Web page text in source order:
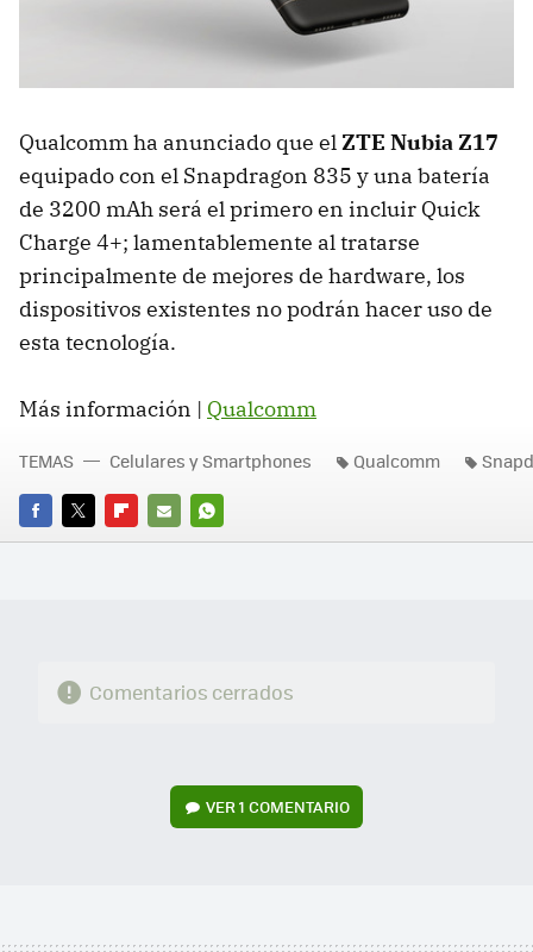
Qualcomm ha anunciado que elZTE Nubia Z17
equipado con el Snapdragon 835 y una batería
de 3200 mAh será el primero en incluir Quick
Charge 4+; lamentablemente al tratarse
principalmente de mejores de hardware, los
dispositivos existentes no podrán hacer uso de
esta tecnología.
Más información | Qualcomm
FACEBOOK
TWITTERFLIPBOARD
E-
WHATSAPP
TEMAS Celulares y Smartphones Qualcomm
Comentarios cerrados
VER1 COMENTARIO